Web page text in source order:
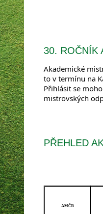
30. ROČNÍK
Akademické
to v termínu na
Přihlásit se
mistrovských
PŘEHLED
AMČR